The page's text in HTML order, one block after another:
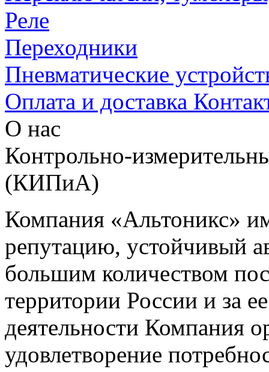
Реле
Переходники
Пневматические
Оплата и доставка
О нас
Контрольно-
(КИПиА)
Компания «Альтоникс»
репутацию, устойчивый
большим количеством
территории России и за
деятельности Компания
удовлетворение